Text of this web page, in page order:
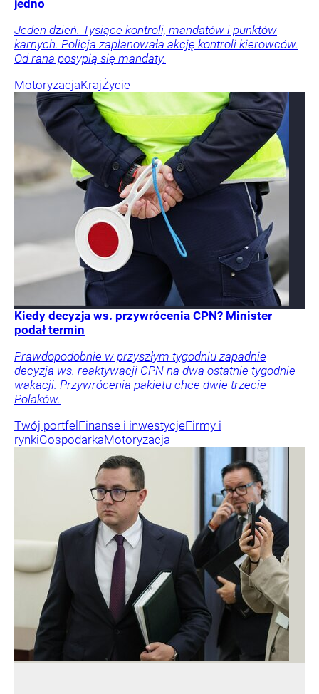
jedno
Jeden dzień. Tysiące kontroli, mandatów i punktów
karnych. Policja zaplanowała akcję kontroli kierowców.
Od rana posypią się mandaty.
MotoryzacjaKrajŻycie
Kiedy decyzja ws. przywrócenia CPN? Minister
podał termin
Prawdopodobnie w przyszłym tygodniu zapadnie
decyzja ws. reaktywacji CPN na dwa ostatnie tygodnie
wakacji. Przywrócenia pakietu chce dwie trzecie
Polaków.
Twój portfel Finanse i inwestycjeFirmy i
rynkiGospodarkaMotoryzacja